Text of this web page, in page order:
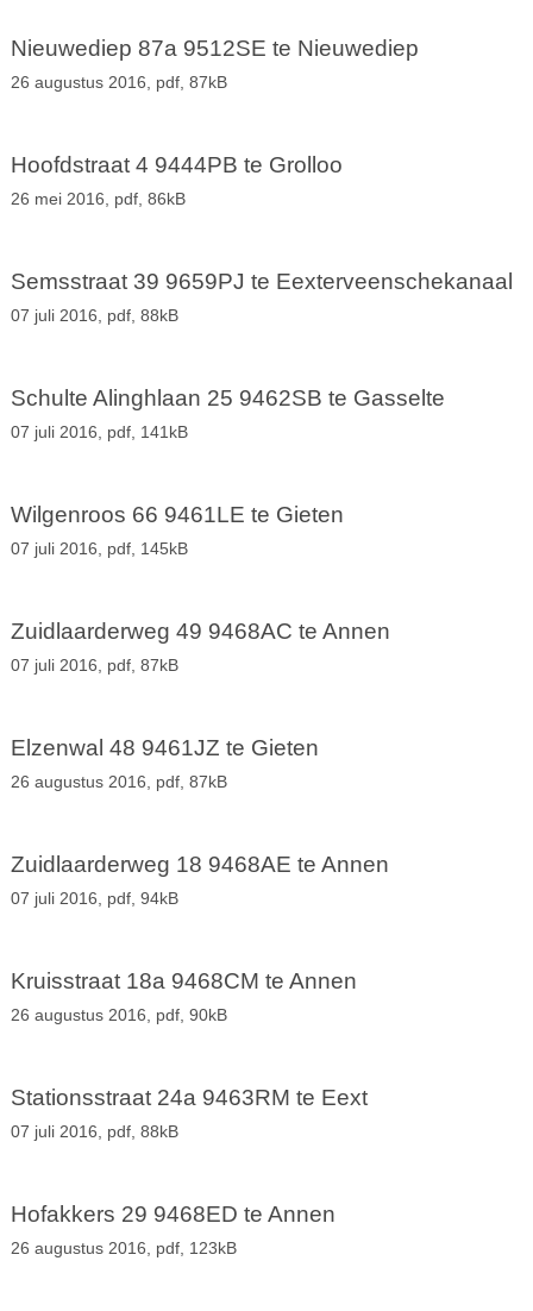
Nieuwediep 87a 9512SE te Nieuwediep
26 augustus 2016, pdf, 87kB
Hoofdstraat 4 9444PB te Grolloo
26 mei 2016, pdf, 86kB
Semsstraat 39 9659PJ te Eexterveenschekanaal
07 juli 2016, pdf, 88kB
Schulte Alinghlaan 25 9462SB te Gasselte
07 juli 2016, pdf, 141kB
Wilgenroos 66 9461LE te Gieten
07 juli 2016, pdf, 145kB
Zuidlaarderweg 49 9468AC te Annen
07 juli 2016, pdf, 87kB
Elzenwal 48 9461JZ te Gieten
26 augustus 2016, pdf, 87kB
Zuidlaarderweg 18 9468AE te Annen
07 juli 2016, pdf, 94kB
Kruisstraat 18a 9468CM te Annen
26 augustus 2016, pdf, 90kB
Stationsstraat 24a 9463RM te Eext
07 juli 2016, pdf, 88kB
Hofakkers 29 9468ED te Annen
26 augustus 2016, pdf, 123kB